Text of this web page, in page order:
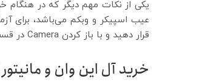
یکی از نکات مهم دیگر که در هنگام
عیب اسپیکر و وبکم می‌باشد، برای
قرار دهید و با باز کردن Camera در قسمت جستجوی ویندوز نیز به راحتی از سلامت وبکم مطمن شوید.
خرید آل این وان و